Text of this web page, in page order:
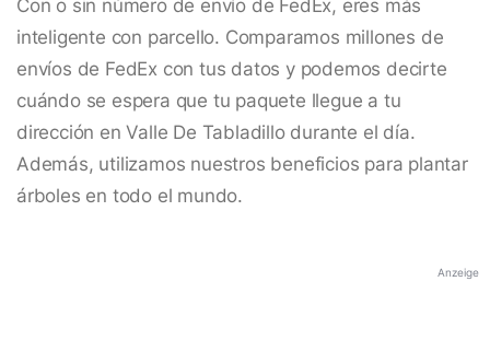
Con o sin número de envío de FedEx, eres más
inteligente con parcello. Comparamos millones de
envíos de FedEx con tus datos y podemos decirte
cuándo se espera que tu paquete llegue a tu
dirección en Valle De Tabladillo durante el día.
Además, utilizamos nuestros beneficios para plantar
árboles en todo el mundo.
Anzeige